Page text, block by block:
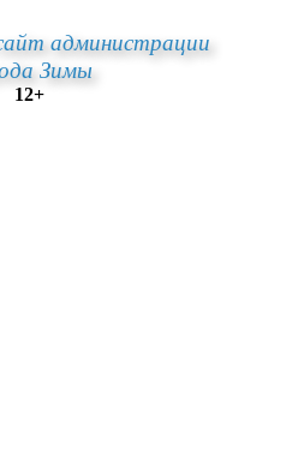
администрации
Зимы
12+